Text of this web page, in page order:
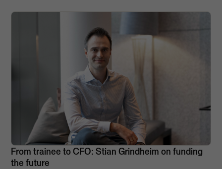
From trainee to CFO: Stian Grindheim on funding
the future